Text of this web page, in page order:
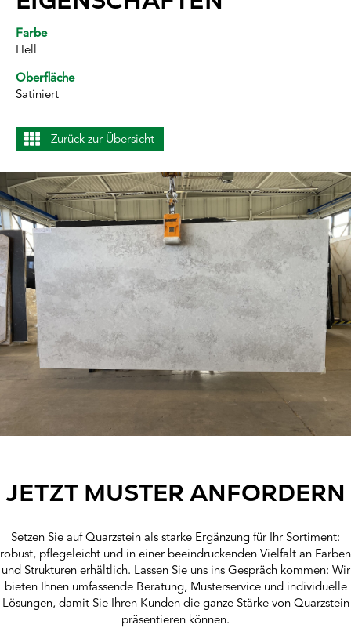
Farbe
Hell
Oberfläche
Satiniert
Zurück zur Übersicht
JETZT MUSTER ANFORDERN
Setzen Sie auf Quarzstein als starke Ergänzung für Ihr Sortiment:
robust, pflegeleicht und in einer beeindruckenden Vielfalt an Farben
und Strukturen erhältlich. Lassen Sie uns ins Gespräch kommen: Wir
bieten Ihnen umfassende Beratung, Musterservice und individuelle
Lösungen, damit Sie Ihren Kunden die ganze Stärke von Quarzstein
präsentieren können.